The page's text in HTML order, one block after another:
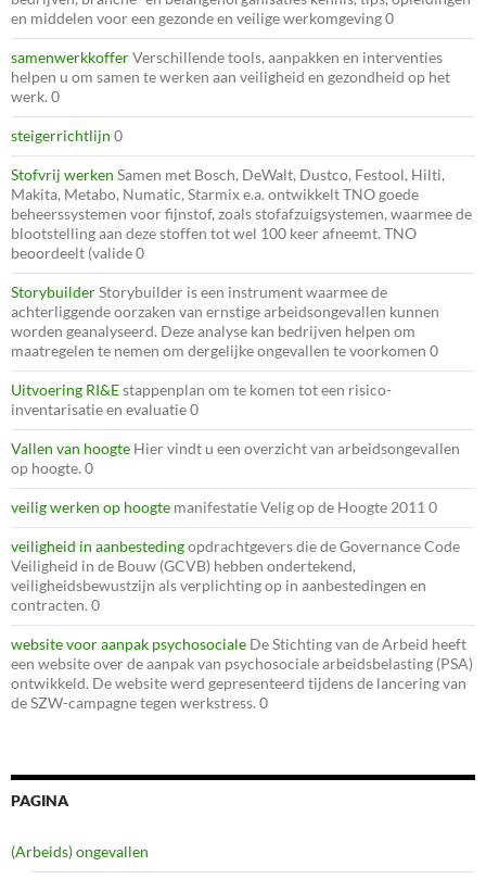
en middelen voor een gezonde en veilige werkomgeving 0
samenwerkkofferVerschillende tools, aanpakken en interventies
helpen u om samen te werken aan veiligheid en gezondheid op het
werk. 0
steigerrichtlijn 0
Stofvrij werken Samen met Bosch, DeWalt, Dustco, Festool, Hilti,
Makita, Metabo, Numatic, Starmix e.a. ontwikkelt TNO goede
beheerssystemen voor fijnstof, zoals stofafzuigsystemen, waarmee de
blootstelling aan deze stoffen tot wel 100 keer afneemt. TNO
beoordeelt (valide 0
StorybuilderStorybuilder is een instrument waarmee de
achterliggende oorzaken van ernstige arbeidsongevallen kunnen
worden geanalyseerd. Deze analyse kan bedrijven helpen om
maatregelen te nemen om dergelijke ongevallen te voorkomen 0
Uitvoering RI&Estappenplan om te komen tot een risico-
inventarisatie en evaluatie 0
Vallen van hoogte Hier vindt u een overzicht van arbeidsongevallen
op hoogte. 0
veilig werken op hoogte manifestatie Velig op de Hoogte 2011 0
veiligheid in aanbestedingopdrachtgevers die de Governance Code
Veiligheid in de Bouw (GCVB) hebben ondertekend,
veiligheidsbewustzijn als verplichting op in aanbestedingen en
contracten. 0
website voor aanpak psychosociale De Stichting van de Arbeid heeft
een website over de aanpak van psychosociale arbeidsbelasting (PSA)
ontwikkeld. De website werd gepresenteerd tijdens de lancering van
de SZW-campagne tegen werkstress. 0
PAGINA
(Arbeids) ongevallen